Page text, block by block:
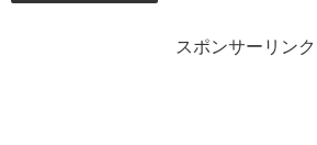
スポンサーリンク